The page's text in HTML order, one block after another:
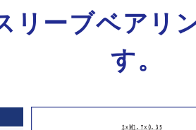
リーブベアリ
す。